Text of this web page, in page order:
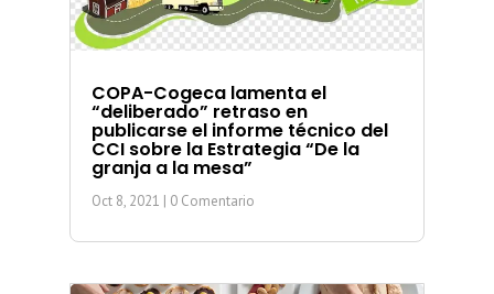
COPA-Cogeca lamenta el
“deliberado” retraso en
publicarse el informe técnico del
CCI sobre la Estrategia “De la
granja a la mesa”
Oct 8, 2021 | 0 Comentario